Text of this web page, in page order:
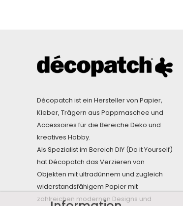
Décopatch ist ein Hersteller von Papier,
Kleber, Trägern aus Pappmaschee und
Accessoires für die Bereiche Deko und
kreatives Hobby.
Als Spezialist im Bereich DIY (Do it Yourself)
hat Décopatch das Verzieren von
Objekten mit ultradünnem und zugleich
widerstandsfähigem Papier mit
zahlreichen modernen Designs und